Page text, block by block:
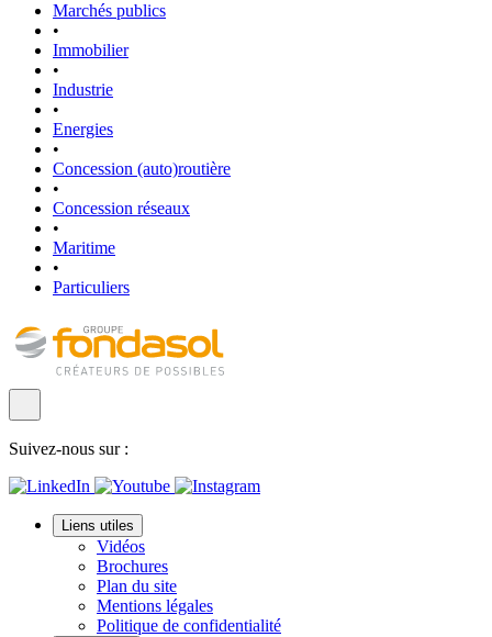
Marchés publics
•
Immobilier
•
Industrie
•
Energies
•
Concession (auto)routière
•
Concession réseaux
•
Maritime
•
Particuliers
Suivez-nous sur :
Liens utiles
Vidéos
Brochures
Plan du site
Mentions légales
Politique de confidentialité